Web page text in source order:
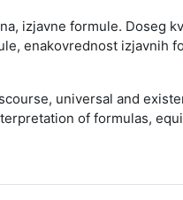
izjavne formule. Doseg
enakovrednost izjavnih
universal and
of formulas,